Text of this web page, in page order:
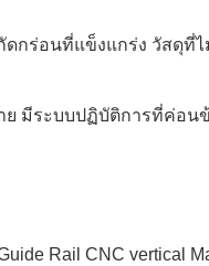
ร่อนที่แข็งแกร่ง วัสดุที่ไ
ระบบปฏิบัติการที่ค่อนข้